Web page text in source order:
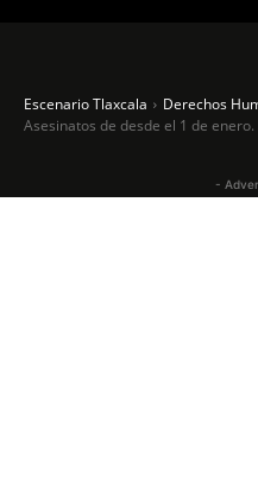
Escenario Tlaxcala Derechos
Asesinatos de desde el 1 de enero.
-